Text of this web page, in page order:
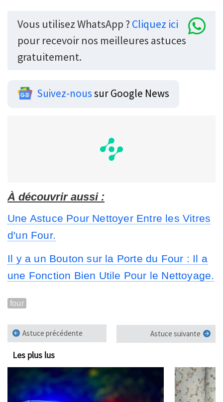
Vous utilisez WhatsApp ? Cliquez ici
pour recevoir nos meilleures astuces
gratuitement.
Suivez-noussur Google News
À découvrir aussi :
Une Astuce Pour Nettoyer Entre les Vitres
d'un Four.
Il y a un Bouton sur la Porte du Four : Il a
une Fonction Bien Utile Pour le Nettoyage.
four
Astuce précédente Astuce suivante
Les plus lus